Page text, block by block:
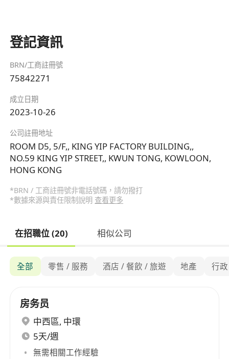
登記資訊
BRN/工商註冊號
75842271
成立日期
2023-10-26
公司註冊地址
ROOM D5, 5/F,, KING YIP FACTORY BUILDING,,
NO.59 KING YIP STREET,, KWUN TONG, KOWLOON,
HONG KONG
*BRN / 工商註冊號非電話號碼，請勿撥打
*數據來源與責任限制說明 查看更多
在招職位 (20) 相似公司
全部 零售 / 服務 酒店 / 餐飲 / 旅遊 地產 行
房务员
中西區, 中環
5天/週
無需相關工作經驗